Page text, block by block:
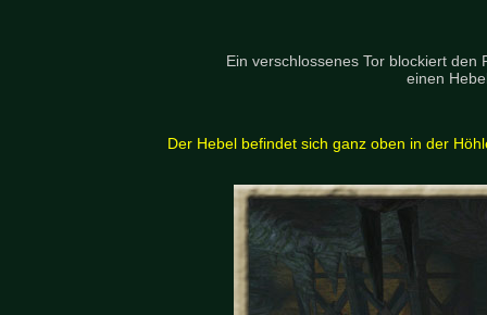
Ein verschlossenes Tor blockiert
einen
Der Hebel befindet sich ganz oben in der